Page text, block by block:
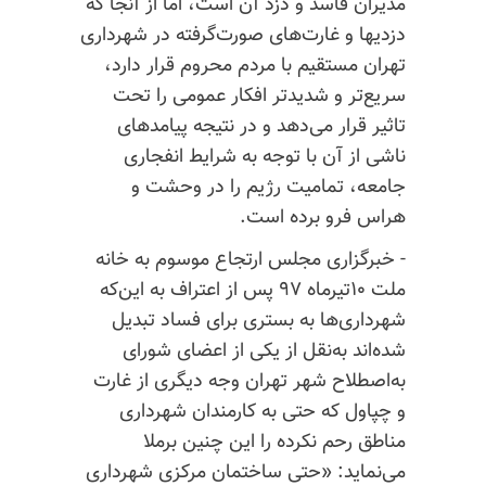
دزدیها و غارت‌های صورت‌گرفته در شهرداری
تهران مستقیم با مردم محروم قرار دارد،
سریع‌تر و شدیدتر افکار عمومی را تحت
تاثیر قرار می‌دهد و در نتیجه پیامدهای
ناشی از آن با توجه به شرایط انفجاری
جامعه، تمامیت رژیم را در وحشت و
هراس فرو برده است.
- خبرگزاری مجلس ارتجاع موسوم به خانه
ملت ۱۰تیرماه ۹۷ پس از اعتراف به این‌که
شهرداری‌ها به بستری برای فساد تبدیل
شده‌اند به‌نقل از یکی از اعضای شورای
به‌اصطلاح شهر تهران وجه دیگری از غارت
و چپاول که حتی به کارمندان شهرداری
مناطق رحم نکرده را این چنین برملا
می‌نماید: «حتی ساختمان مرکزی شهرداری